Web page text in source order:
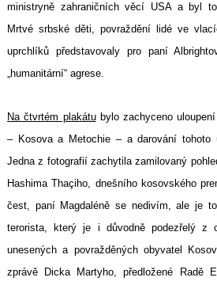
ministryně zahraničních věcí USA a byl
Mrtvé srbské děti, povraždění lidé ve
uprchlíků představovaly pro paní
„humanitární“ agrese.
Na čtvrtém plakátubylo zachyceno
– Kosova a Metochie – a darování tohoto
Jedna z fotografií zachytila zamilovaný
Hashima Thaçiho, dnešního kosovského
čest, paní Magdaléně se nedivím, ale je
terorista, který je i důvodně podezřelý z
unesených a povražděných obyvatel
zprávě Dicka Martyho, předložené Radě